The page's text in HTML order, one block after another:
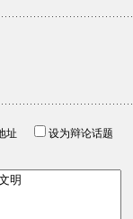
址
设为辩论话题